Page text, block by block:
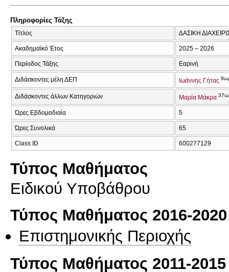
Πληροφορίες Τάξης
Τίτλος ΔΑΣΙΚΗ
Ακαδημαϊκό Έτος 2025 – 2026
Περίοδος Τάξης Εαρινή
Διδάσκοντες μέλη ΔΕΠ Ιωάννης Γήτας
Διδάσκοντες άλλων Κατηγοριών Μαρία Μάκρα
Ώρες Εβδομαδιαία 5
Ώρες Συνολικά 65
Class ID 600277129
Τύπος Μαθήματος
Ειδικού Υποβάθρου
Τύπος Μαθήματος 2016-2020
Επιστημονικής Περιοχής
Τύπος Μαθήματος 2011-2015